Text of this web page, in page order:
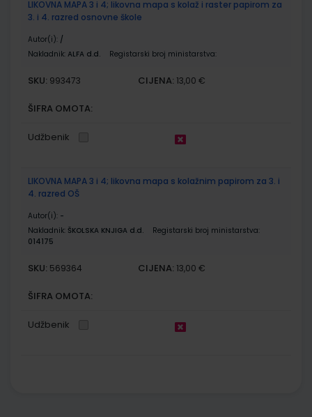
LIKOVNA MAPA 3 i 4; likovna mapa s kolaž i raster papirom za
3. i 4. razred osnovne škole
Autor(i): /
Nakladnik: ALFA d.d. Registarski broj ministarstva:
SKU: 993473 CIJENA: 13,00 €
ŠIFRA OMOTA:
Udžbenik
LIKOVNA MAPA 3 i 4; likovna mapa s kolažnim papirom za 3. i
4. razred OŠ
Autor(i): -
Nakladnik: ŠKOLSKA KNJIGA d.d.
Registarski broj ministarstva:
014175
SKU: 569364 CIJENA: 13,00 €
ŠIFRA OMOTA:
Udžbenik